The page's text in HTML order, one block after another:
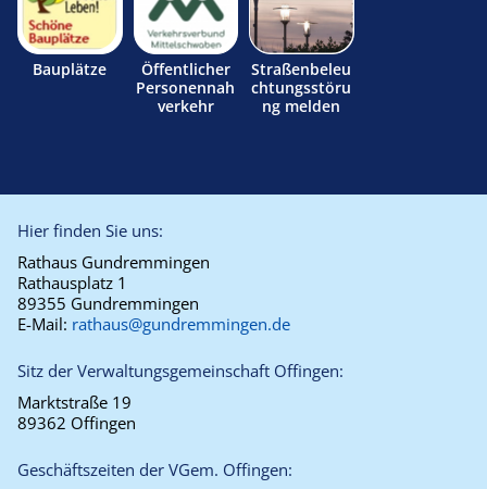
Bauplätze
Öffentlicher
Personennah
verkehr
Straßenbeleu
chtungsstöru
ng melden
Hier finden Sie uns:
Rathaus Gundremmingen
Rathausplatz 1
89355 Gundremmingen
E-Mail: rathaus@gundremmingen.de
Sitz der Verwaltungsgemeinschaft Offingen:
Marktstraße 19
89362 Offingen
Geschäftszeiten der VGem. Offingen: